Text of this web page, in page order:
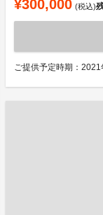
¥300,000 (税込)
ご提供予定時期：2021